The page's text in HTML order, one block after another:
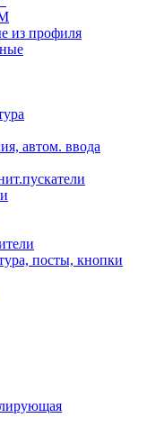
из профиля
автом. ввода
посты, кнопки